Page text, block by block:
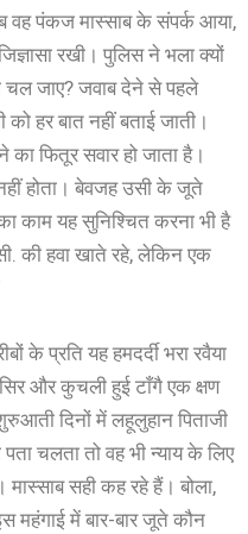
वह पंकज मास्साब के संपर्क आया,
रखी। पुलिस ने भला क्यों
चल जाए? जवाब देने से पहले
को हर बात नहीं बताई जाती।
का फितूर सवार हो जाता है।
होता। बेवजह उसी के जूते
काम यह सुनिश्चित करना भी है
की हवा खाते रहे, लेकिन एक
के प्रति यह हमदर्दी भरा रवैया
सिर और कुचली हुई टाँगै एक क्षण
दिनों में लहूलुहान पिताजी
चलता तो वह भी न्याय के लिए
सही कह रहे हैं। बोला,
महंगाई में बार-बार जूते कौन